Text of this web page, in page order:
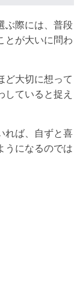
ぶ際には、普段
とが大いに問わ
ど大切に想って
していると捉え
れば、自ずと喜
うになるのでは